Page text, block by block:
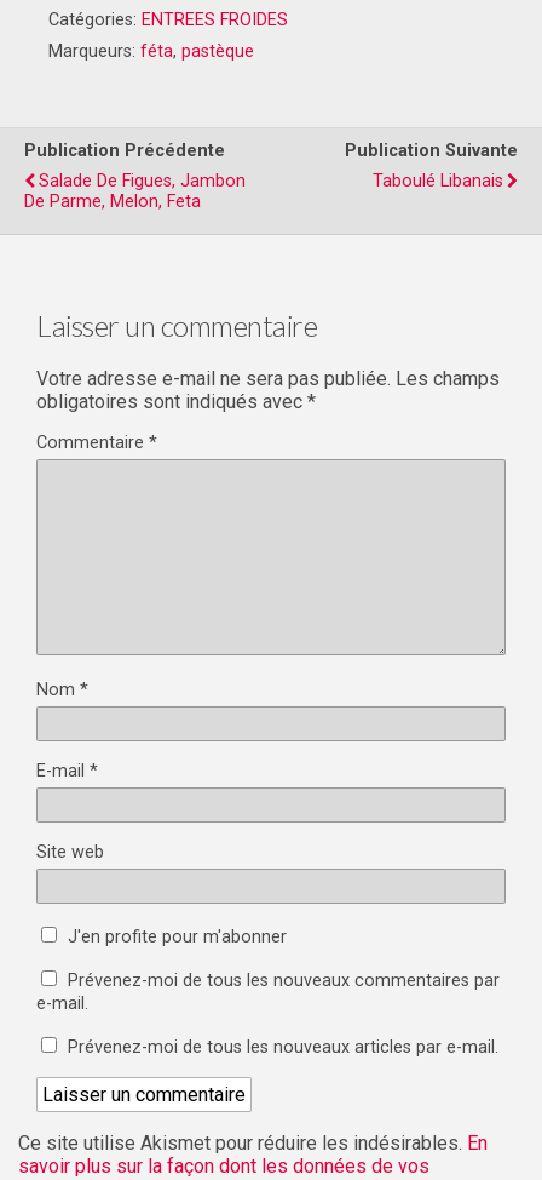
Catégories: ENTREES FROIDES
Marqueurs: féta, pastèque
Publication Précédente
Salade De Figues, Jambon
De Parme, Melon, Feta
Publication Suivante
Taboulé Libanais
Laisser un commentaire
Votre adresse e-mail ne sera pas publiée. Les champs
obligatoires sont indiqués avec *
Commentaire *
Nom *
E-mail *
Site web
J'en profite pour m'abonner
Prévenez-moi de tous les nouveaux commentaires par
e-mail.
Prévenez-moi de tous les nouveaux articles par e-mail.
Ce site utilise Akismet pour réduire les indésirables. En
savoir plus sur la façon dont les données de vos